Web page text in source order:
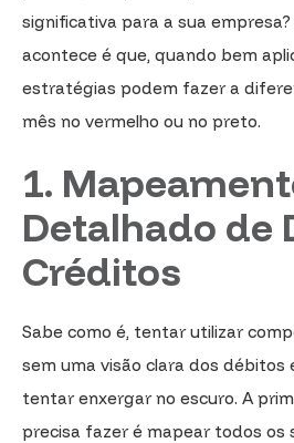
significativa para a sua
acontece é que, quando bem
estratégias podem fazer a
mês no vermelho ou no preto.
1.
Detalhado de
Créditos
Sabe como é, tentar utilizar
sem uma visão clara dos débitos
tentar enxergar no escuro. A
precisa fazer é mapear todos os